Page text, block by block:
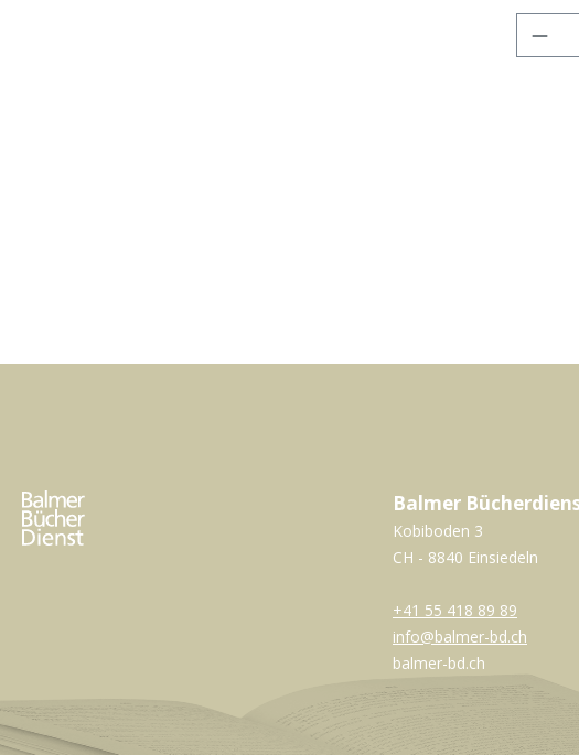
Balmer
Kobiboden 3
CH - 8840 Einsiedeln
+41 55 418 89 89
info@balmer-bd.ch
balmer-bd.ch